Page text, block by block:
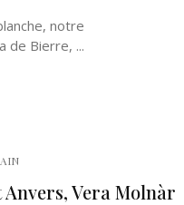
notre
de Bierre, ...
Vera Molnàr